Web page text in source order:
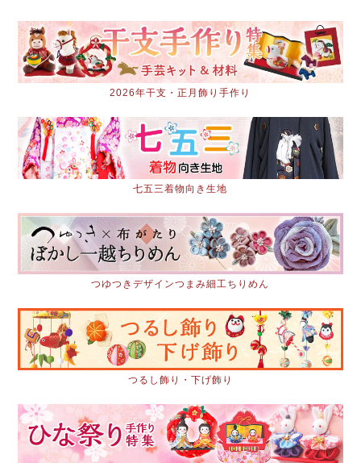
2026年干支・正月飾り手作り
七五三着物向き生地
つゆつきデザインつまみ細工ちりめん
つるし飾り・下げ飾り